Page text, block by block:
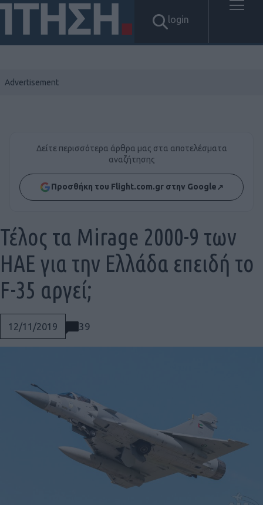
login
Δείτε περισσότερα άρθρα μας στα αποτελέσματα
αναζήτησης
Προσθήκη του Flight.com.gr στην Google↗
12/11/2019 39
Τέλος τα Mirage 2000-9 των
ΗΑΕ για την Ελλάδα επειδή το
F-35 αργεί;